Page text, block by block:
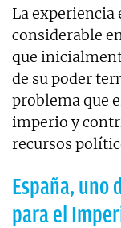
La experiencia
considerable
que
de su poder
problema que
imperio y
recursos
España, uno
para el